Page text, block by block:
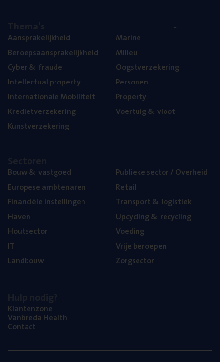
Aan­spra­ke­lijk­heid
Beroeps­aan­spra­ke­lijk­heid
Cyber& fraude
Intel­lec­tu­al property
Inter­na­ti­o­na­le Mobiliteit
Kre­diet­ver­ze­ke­ring
Kunst­ver­ze­ke­ring
Mari­ne
Mili­eu
Oogst­ver­ze­ke­ring
Per­so­nen
Pro­per­ty
Voer­tuig& vloot
Bouw& vastgoed
Euro­pe­se ambtenaren
Finan­ci­ë­le instellingen
Haven
Hout­sec­tor
IT
Land­bouw
Publie­ke sec­tor / Overheid
Retail
Trans­port& logistiek
Upcy­cling& recycling
Voe­ding
Vrije beroe­pen
Zorg­sec­tor
Klan­ten­zo­ne
Van­b­re­da Health
Con­tact